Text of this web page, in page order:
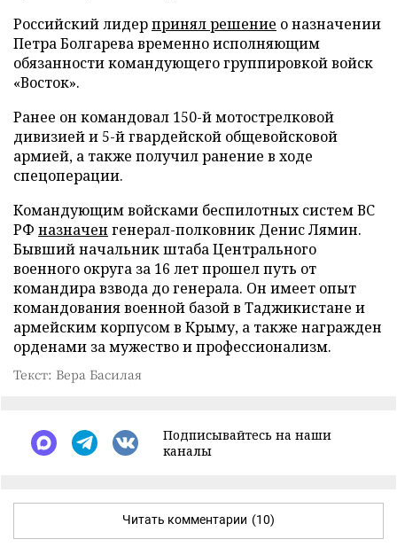
Российский лидерпринял решение о назначении
Петра Болгарева временно исполняющим
обязанности командующего группировкой войск
«Восток».
Ранее он командовал 150-й мотострелковой
дивизией и 5-й гвардейской общевойсковой
армией, а также получил ранение в ходе
спецоперации.
Командующим войсками беспилотных систем ВС
РФ назначен генерал-полковник Денис Лямин.
Бывший начальник штаба Центрального
военного округа за 16 лет прошел путь от
командира взвода до генерала. Он имеет опыт
командования военной базой в Таджикистане и
армейским корпусом в Крыму, а также награжден
орденами за мужество и профессионализм.
Текст: Вера Басилая
Подписывайтесь на наши
каналы
Читать комментарии (10)